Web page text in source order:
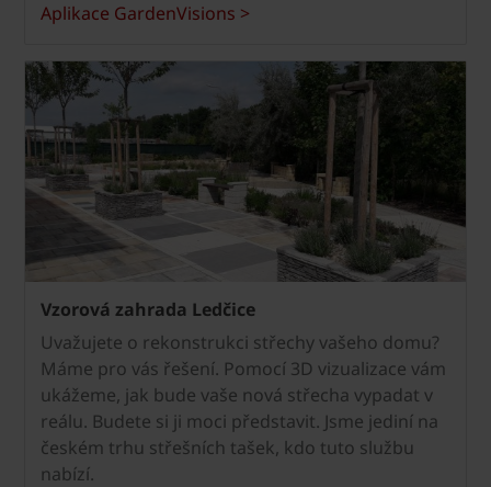
Aplikace GardenVisions >
Vzorová zahrada Ledčice
Uvažujete o rekonstrukci střechy vašeho domu?
Máme pro vás řešení. Pomocí 3D vizualizace vám
ukážeme, jak bude vaše nová střecha vypadat v
reálu. Budete si ji moci představit. Jsme jediní na
českém trhu střešních tašek, kdo tuto službu
nabízí.